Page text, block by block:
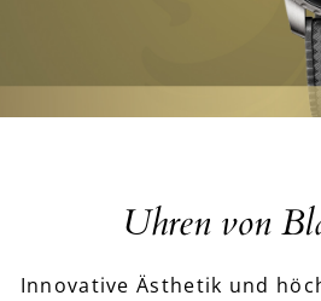
Uhren von
Innovative Ästhetik und